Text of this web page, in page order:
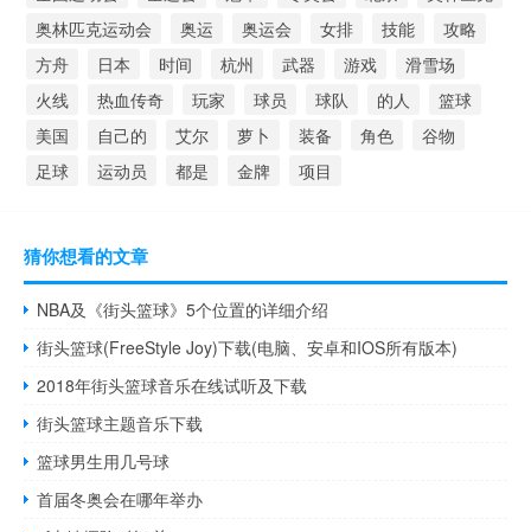
奥林匹克运动会
奥运 奥运会 女排 技能
攻略
方舟
日本 时间 杭州 武器 游戏
滑雪场
火线
热血传奇 玩家 球员 球队 的人
篮球
美国
自己的 艾尔 萝卜 装备 角色
谷物
足球
运动员 都是 金牌 项目
猜你想看的文章
NBA及《街头篮球》5个位置的详细介绍
街头篮球(FreeStyle Joy)下载(电脑、安卓和IOS所有版本)
2018年街头篮球音乐在线试听及下载
街头篮球主题音乐下载
篮球男生用几号球
首届冬奥会在哪年举办